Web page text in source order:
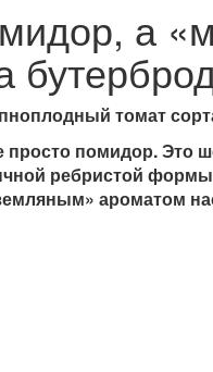
а
томат
просто помидор.
ребристой
ароматом